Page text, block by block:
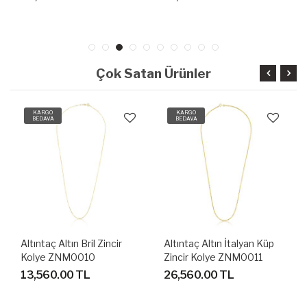
Çok Satan Ürünler
KARGO
Altıntaç Altın İtalyan Küp
Zincir Kolye ZNM0011
26,560.00 TL
KARGO
Altıntaç Altın Burma
KL2542A
87,480.00 TL